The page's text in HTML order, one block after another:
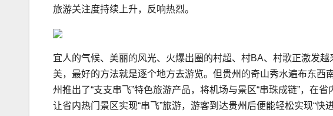
旅游关注度持续上升，反响热烈。
宜人的气候、美丽的风光、火爆出圈的村超、村BA、村歌正激发
美，最好的方法就是逐个地方去游览。但贵州的奇山秀水遍布东西
州推出了“支支串飞”特色旅游产品，将机场与景区“串珠成链”，在
让省内热门景区实现“串飞”旅游，游客到达贵州后便能轻松实现“快